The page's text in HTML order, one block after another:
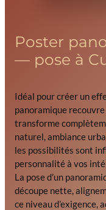
Poster
— pose à
Idéal pour créer un
panoramique
transforme
naturel, ambiance
les possibilités sont
personnalité à vos
La pose d’un
découpe nette,
ce niveau d’exigence,